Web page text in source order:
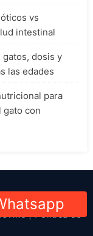
vs
intestinal
gatos, dosis y
las edades
para
gato con
Derechos
|Política de